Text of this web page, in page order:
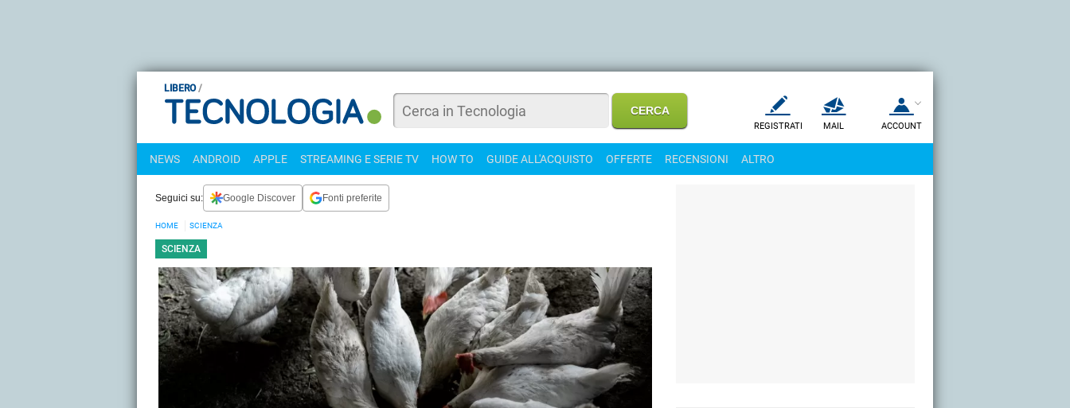
LIBERO
REGISTRATI MAIL ACCOUNT
NEWS ANDROID APPLE STREAMING E SERIE TV HOW TO GUIDE ALL'ACQUISTO OFFERTE RECENSIONI ALTRO
Seguici su: Google Discover Fonti preferite
HOME SCIENZA
SCIENZA